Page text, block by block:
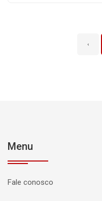
‹
Menu
Fale conosco